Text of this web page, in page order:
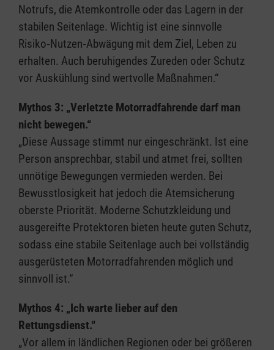
Notrufs, die Atemkontrolle oder das Lagern in der
stabilen Seitenlage. Wichtig ist eine sinnvolle
Risiko‑Nutzen‑Abwägung mit dem Ziel, Leben zu
erhalten. Auch beruhigendes Zureden oder Schutz
vor Auskühlung sind wertvolle Maßnahmen.“
Mythos 3: „Verletzte Motorradfahrende darf man
nicht bewegen.“
„Diese Aussage stimmt nur eingeschränkt. Ist eine
Person ansprechbar, stabil und atmet frei, sollten
unnötige Bewegungen vermieden werden. Bei
Bewusstlosigkeit hat jedoch die Atemsicherung
oberste Priorität. Moderne Schutzkleidung und
ausgereifte Protektoren bieten heute guten Schutz,
sodass eine stabile Seitenlage auch bei vollständig
ausgerüsteten Motorradfahrenden möglich und
sinnvoll ist.“
Mythos 4: „Ich warte lieber auf den
Rettungsdienst.“
„Vor allem in ländlichen Regionen oder bei größeren